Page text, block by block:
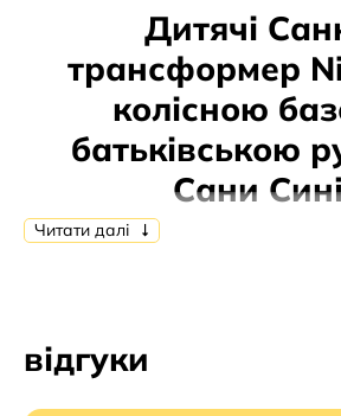
Дитячі
трансформер
колісною
батьківською
Сани Сині
полезен на участках, где мало снега.
Читати далі
відгуки